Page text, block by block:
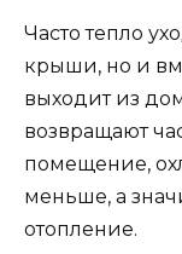
Часто тепло
крыши, но и
выходит из
возвращают
помещение,
меньше, а
отопление.